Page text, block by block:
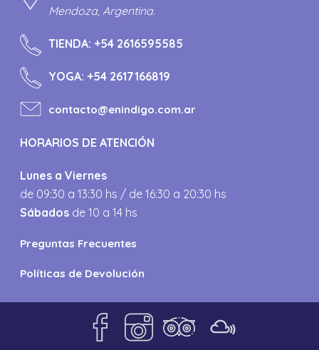
Mendoza, Argentina.
TIENDA:+54 2616595585
YOGA:+54 2617166819
contacto@enindigo.com.ar
HORARIOS DE ATENCIÓN
Lunes a Viernes
de 09:30 a 13:30 hs / de 16:30 a 20:30 hs
Sábados de 10 a 14 hs
Preguntas Frecuentes
Políticas de Devolución